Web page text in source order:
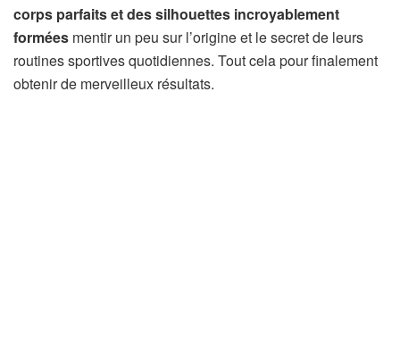
corps parfaits et des silhouettes incroyablement
formées mentir un peu sur l’origine et le secret de leurs
routines sportives quotidiennes. Tout cela pour finalement
obtenir de merveilleux résultats.